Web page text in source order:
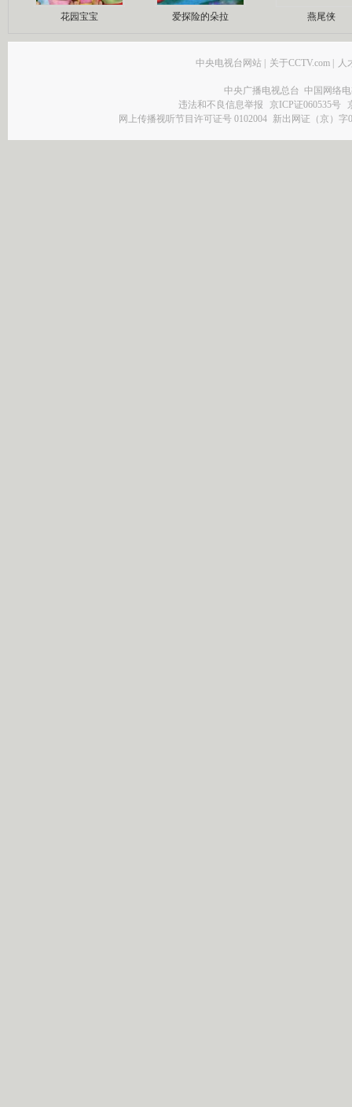
花园宝宝 爱探险的朵拉 燕尾侠
中央电视台网站 | 关于CCTV.com | 人
中央广播电视总台 中国网络
违法和不良信息举报
京ICP证060535号
网上传播视听节目许可证号 0102004 新出网证（京）